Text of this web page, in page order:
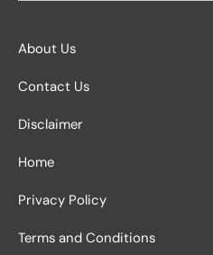
About Us
Contact Us
Disclaimer
Home
Privacy Policy
Terms and Conditions